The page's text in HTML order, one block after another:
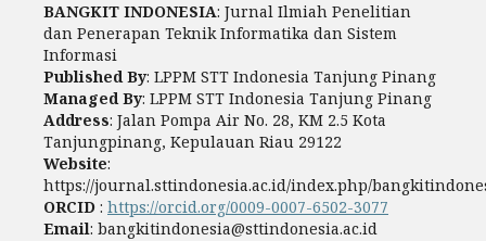
BANGKIT INDONESIA: Jurnal Ilmiah Penelitian
dan Penerapan Teknik Informatika dan Sistem
Informasi
Published By: LPPM STT Indonesia Tanjung Pinang
Managed By: LPPM STT Indonesia Tanjung Pinang
Address: Jalan Pompa Air No. 28, KM 2.5 Kota
Tanjungpinang, Kepulauan Riau 29122
Website:
https://journal.sttindonesia.ac.id/index.php/
ORCID : https://orcid.org/0009-0007-6502-3077
Email: bangkitindonesia@sttindonesia.ac.id